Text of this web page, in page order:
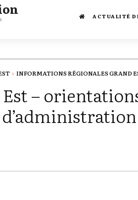
ACTUALITÉ
INFORMATIONS RÉGIONALES GRAND
Est –